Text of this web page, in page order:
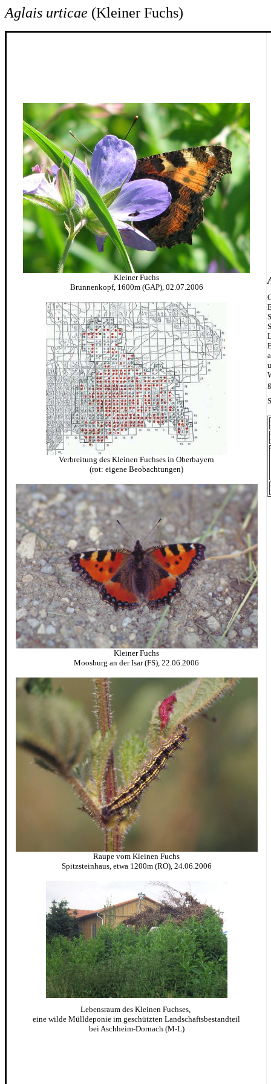
Aglais urticae (Kleiner Fuchs)
Kleiner Fuchs
Brunnenkopf, 1600m (GAP), 02.07.2006
Verbreitung des Kleinen Fuchses in Oberbayern
(rot: eigene Beobachtungen)
Kleiner Fuchs
Moosburg an der Isar (FS), 22.06.2006
Raupe vom Kleinen Fuchs
Spitzsteinhaus, etwa 1200m (RO), 24.06.2006
Lebensraum des Kleinen Fuchses,
eine wilde Mülldeponie im geschützten Landschaftsbestandteil
bei Aschheim-Dornach (M-L)